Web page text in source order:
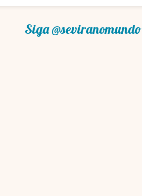
Siga @seviranomundo